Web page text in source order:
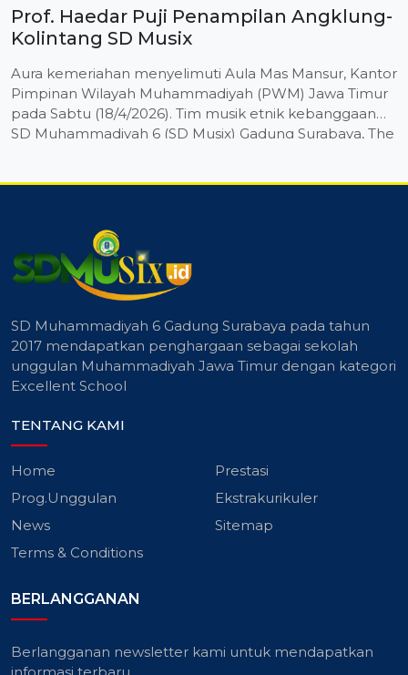
Prof. Haedar Puji Penampilan Angklung-
Kolintang SD Musix
Aura kemeriahan menyelimuti Aula Mas Mansur, Kantor
Pimpinan Wilayah Muhammadiyah (PWM) Jawa Timur
pada Sabtu (18/4/2026). Tim musik etnik kebanggaan
SD Muhammadiyah 6 (SD Musix) Gadung Surabaya, The
SD Muhammadiyah 6 Gadung Surabaya pada tahun
2017 mendapatkan penghargaan sebagai sekolah
unggulan Muhammadiyah Jawa Timur dengan kategori
Excellent School
TENTANG KAMI
Home
Prestasi
Prog.Unggulan
Ekstrakurikuler
News
Sitemap
Terms & Conditions
BERLANGGANAN
Berlangganan newsletter kami untuk mendapatkan